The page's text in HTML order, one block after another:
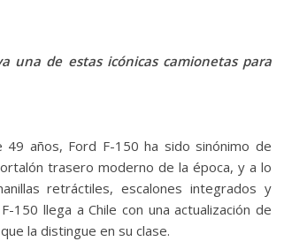
una de estas icónicas camionetas para
años, Ford F-150 ha sido sinónimo de
trasero moderno de la época, y a lo
retráctiles, escalones integrados y
llega a Chile con una actualización de
la distingue en su clase.